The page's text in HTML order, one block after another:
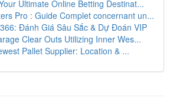
Ultimate Online Betting Destinat...
Pro : Guide Complet concernant un...
Đánh Giá Sâu Sắc & Dự Đoán VIP
Clear Outs Utilizing Inner Wes...
Pallet Supplier: Location & ...